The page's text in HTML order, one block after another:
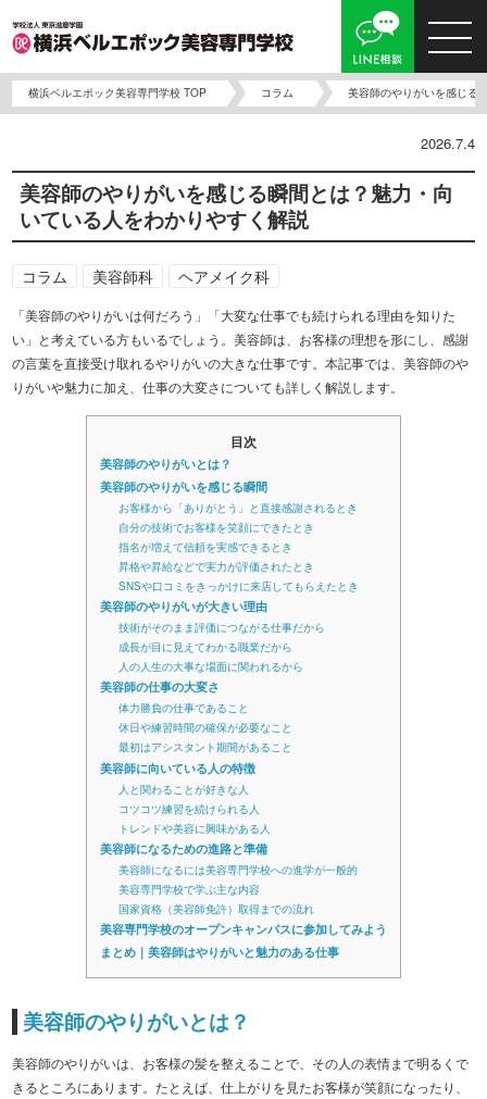
横浜ベルエポック美容専門学校 TOP コラム 美容師のやりがいを感じる
2026.7.4
美容師のやりがいを感じる瞬間とは？魅力・向
いている人をわかりやすく解説
コラム 美容師科 ヘアメイク科
「美容師のやりがいは何だろう」「大変な仕事でも続けられる理由を知りた
い」と考えている方もいるでしょう。美容師は、お客様の理想を形にし、感謝
の言葉を直接受け取れるやりがいの大きな仕事です。本記事では、美容師のや
りがいや魅力に加え、仕事の大変さについても詳しく解説します。
目次
美容師のやりがいとは？
美容師のやりがいを感じる瞬間
お客様から「ありがとう」と直接感謝されるとき
自分の技術でお客様を笑顔にできたとき
指名が増えて信頼を実感できるとき
昇格や昇給などで実力が評価されたとき
SNSや口コミをきっかけに来店してもらえたとき
美容師のやりがいが大きい理由
技術がそのまま評価につながる仕事だから
成長が目に見えてわかる職業だから
人の人生の大事な場面に関われるから
美容師の仕事の大変さ
体力勝負の仕事であること
休日や練習時間の確保が必要なこと
最初はアシスタント期間があること
美容師に向いている人の特徴
人と関わることが好きな人
コツコツ練習を続けられる人
トレンドや美容に興味がある人
美容師になるための進路と準備
美容師になるには美容専門学校への進学が一般的
美容専門学校で学ぶ主な内容
国家資格（美容師免許）取得までの流れ
美容専門学校のオープンキャンパスに参加してみよう
まとめ｜美容師はやりがいと魅力のある仕事
美容師のやりがいとは？
美容師のやりがいは、お客様の髪を整えることで、その人の表情まで明るくで
きるところにあります。たとえば、仕上がりを見たお客様が笑顔になったり、